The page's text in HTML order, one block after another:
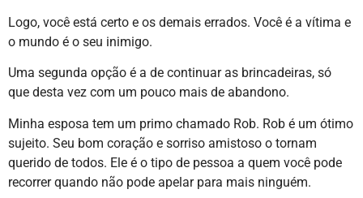
Logo, você está certo e os demais errados. Você é a vítima e
o mundo é o seu inimigo.
Uma segunda opção é a de continuar as brincadeiras, só
que desta vez com um pouco mais de abandono.
Minha esposa tem um primo chamado Rob. Rob é um ótimo
sujeito. Seu bom coração e sorriso amistoso o tornam
querido de todos. Ele é o tipo de pessoa a quem você pode
recorrer quando não pode apelar para mais ninguém.